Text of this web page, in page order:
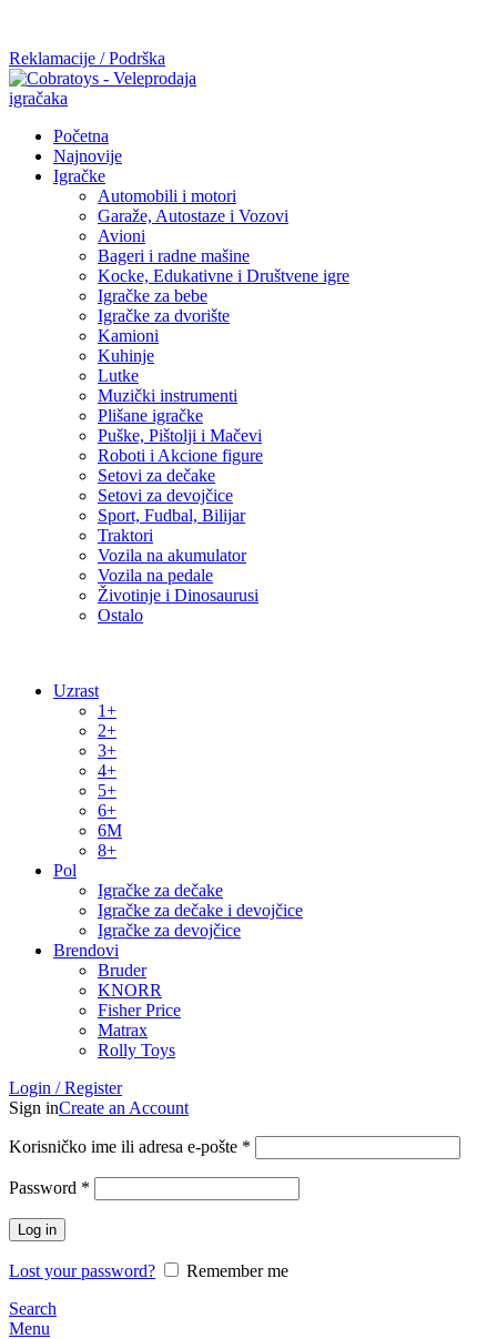
Reklamacije / Podrška
Početna
Najnovije
Igračke
Automobili i motori
Garaže, Autostaze i Vozovi
Avioni
Bageri i radne mašine
Kocke, Edukativne i Društvene igre
Igračke za bebe
Igračke za dvorište
Kamioni
Kuhinje
Lutke
Muzički instrumenti
Plišane igračke
Puške, Pištolji i Mačevi
Roboti i Akcione figure
Setovi za dečake
Setovi za devojčice
Sport, Fudbal, Bilijar
Traktori
Vozila na akumulator
Vozila na pedale
Životinje i Dinosaurusi
Ostalo
Uzrast
1+
2+
3+
4+
5+
6+
6M
8+
Pol
Igračke za dečake
Igračke za dečake i devojčice
Igračke za devojčice
Brendovi
Bruder
KNORR
Fisher Price
Matrax
Rolly Toys
Login / Register
Sign inCreate an Account
Korisničko ime ili adresa e-pošte *
Password *
Log in
Lost your password?
Remember me
Search
Menu